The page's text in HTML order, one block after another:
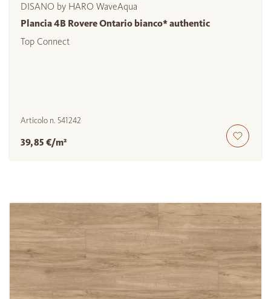
DISANO by HARO WaveAqua
Plancia 4B Rovere Ontario bianco* authentic
Top Connect
Articolo n. 541242
39,85 €/m²